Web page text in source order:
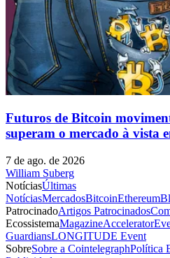
Futuros de Bitcoin
superam o mercado à vista
7 de ago. de 2026
William Suberg
NotíciasÚltimas
NotíciasMercadosBitcoinEthereum
PatrocinadoArtigos Patrocinados
EcossistemaMagazineAccelerator
GuardiansLONGITUDE Event
SobreSobre a CointelegraphPolítica